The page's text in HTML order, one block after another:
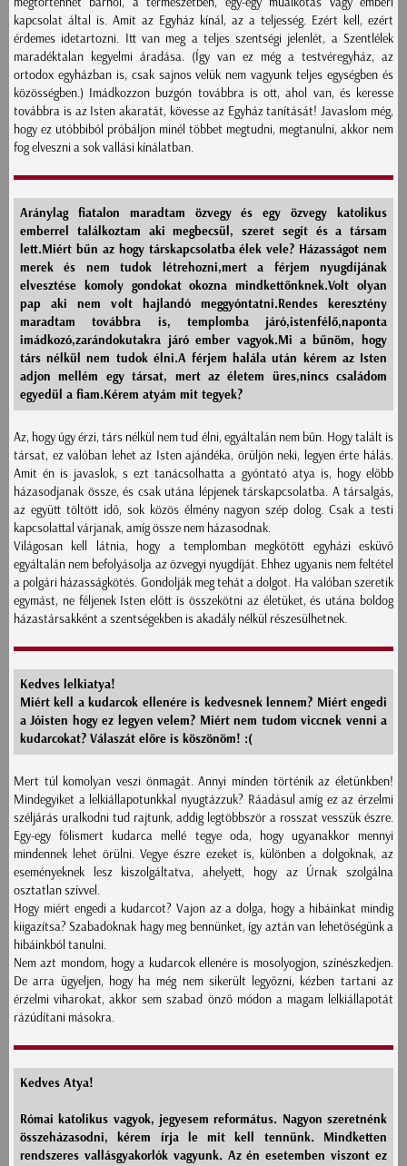
kapcsolat által is. Amit az Egyház kínál, az a teljesség. Ezért kell, ezért
érdemes idetartozni. Itt van meg a teljes szentségi jelenlét, a Szentlélek
maradéktalan kegyelmi áradása. (Így van ez még a testvéregyház, az
ortodox egyházban is, csak sajnos velük nem vagyunk teljes egységben és
közösségben.) Imádkozzon buzgón továbbra is ott, ahol van, és keresse
továbbra is az Isten akaratát, kövesse az Egyház tanítását! Javaslom még,
hogy ez utóbbiból próbáljon minél többet megtudni, megtanulni, akkor nem
fog elveszni a sok vallási kínálatban.
Aránylag fiatalon maradtam özvegy és egy özvegy katolikus
emberrel találkoztam aki megbecsül, szeret segít és a társam
lett.Miért bűn az hogy társkapcsolatba élek vele? Házasságot nem
merek és nem tudok létrehozni,mert a férjem nyugdíjának
elvesztése komoly gondokat okozna mindkettőnknek.Volt olyan
pap aki nem volt hajlandó meggyóntatni.Rendes keresztény
maradtam továbbra is, templomba járó,istenfélő,naponta
imádkozó,zarándokutakra járó ember vagyok.Mi a bűnöm, hogy
társ nélkül nem tudok élni.A férjem halála után kérem az Isten
adjon mellém egy társat, mert az életem üres,nincs családom
egyedül a fiam.Kérem atyám mit tegyek?
Az, hogy úgy érzi, társ nélkül nem tud élni, egyáltalán nem bűn. Hogy talált is
társat, ez valóban lehet az Isten ajándéka, örüljön neki, legyen érte hálás.
Amit én is javaslok, s ezt tanácsolhatta a gyóntató atya is, hogy előbb
házasodjanak össze, és csak utána lépjenek társkapcsolatba. A társalgás,
az együtt töltött idő, sok közös élmény nagyon szép dolog. Csak a testi
kapcsolattal várjanak, amíg össze nem házasodnak.
Világosan kell látnia, hogy a templomban megkötött egyházi esküvő
egyáltalán nem befolyásolja az özvegyi nyugdíját. Ehhez ugyanis nem feltétel
a polgári házasságkötés. Gondolják meg tehát a dolgot. Ha valóban szeretik
egymást, ne féljenek Isten előtt is összekötni az életüket, és utána boldog
házastársakként a szentségekben is akadály nélkül részesülhetnek.
Kedves lelkiatya!
Miért kell a kudarcok ellenére is kedvesnek lennem? Miért engedi
a Jóisten hogy ez legyen velem? Miért nem tudom viccnek venni a
kudarcokat? Válaszát előre is köszönöm! :(
Mert túl komolyan veszi önmagát. Annyi minden történik az életünkben!
Mindegyiket a lelkiállapotunkkal nyugtázzuk? Ráadásul amíg ez az érzelmi
széljárás uralkodni tud rajtunk, addig legtöbbször a rosszat vesszük észre.
Egy-egy fölismert kudarca mellé tegye oda, hogy ugyanakkor mennyi
mindennek lehet örülni. Vegye észre ezeket is, különben a dolgoknak, az
eseményeknek lesz kiszolgáltatva, ahelyett, hogy az Úrnak szolgálna
osztatlan szívvel.
Hogy miért engedi a kudarcot? Vajon az a dolga, hogy a hibáinkat mindig
kiigazítsa? Szabadoknak hagy meg bennünket, így aztán van lehetőségünk a
hibáinkból tanulni.
Nem azt mondom, hogy a kudarcok ellenére is mosolyogjon, színészkedjen.
De arra ügyeljen, hogy ha még nem sikerült legyőzni, kézben tartani az
érzelmi viharokat, akkor sem szabad önző módon a magam lelkiállapotát
rázúdítani másokra.
Kedves Atya!
Római katolikus vagyok, jegyesem református. Nagyon szeretnénk
összeházasodni, kérem írja le mit kell tennünk. Mindketten
rendszeres vallásgyakorlók vagyunk. Az én esetemben viszont ez